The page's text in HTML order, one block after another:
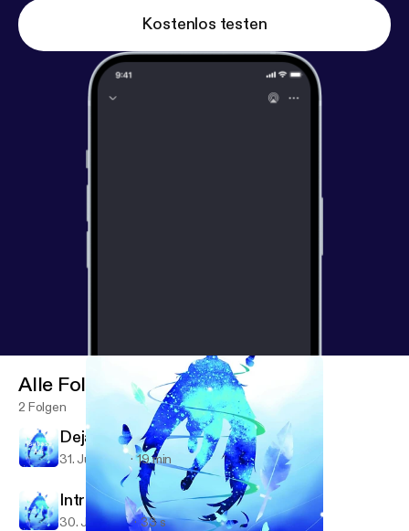
Kostenlos testen
Alle Folgen
2 Folgen
Deja Vu
31. Juli 2019 19 min
Intro
30. Juli 2019 33 s